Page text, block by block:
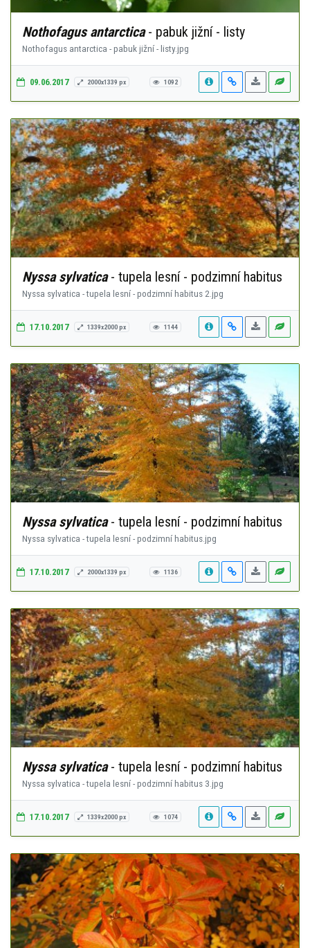
Nothofagus antarctica- pabuk jižní - listy
Nothofagus antarctica - pabuk jižní - listy.jpg
09.06.2017 2000x1339 px 1092
Nyssa sylvatica- tupela lesní - podzimní habitus
Nyssa sylvatica - tupela lesní - podzimní habitus 2.jpg
17.10.2017 1339x2000 px 1144
Nyssa sylvatica- tupela lesní - podzimní habitus
Nyssa sylvatica - tupela lesní - podzimní habitus.jpg
17.10.2017 2000x1339 px 1136
Nyssa sylvatica- tupela lesní - podzimní habitus
Nyssa sylvatica - tupela lesní - podzimní habitus 3.jpg
17.10.2017 1339x2000 px 1074